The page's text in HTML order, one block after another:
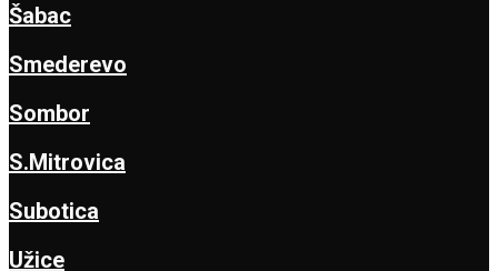
Šabac
Smederevo
Sombor
S.Mitrovica
Subotica
Užice